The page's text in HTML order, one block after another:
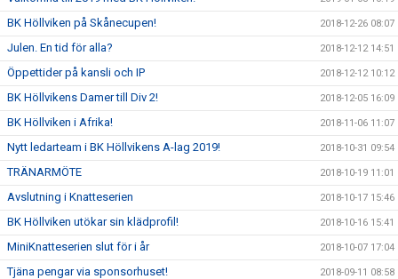
BK Höllviken på Skånecupen! 2018-12-26 08:07
Julen. En tid för alla? 2018-12-12 14:51
Öppettider på kansli och IP 2018-12-12 10:12
BK Höllvikens Damer till Div 2! 2018-12-05 16:09
BK Höllviken i Afrika! 2018-11-06 11:07
Nytt ledarteam i BK Höllvikens A-lag 2019! 2018-10-31 09:54
TRÄNARMÖTE 2018-10-19 11:01
Avslutning i Knatteserien 2018-10-17 15:46
BK Höllviken utökar sin klädprofil! 2018-10-16 15:41
MiniKnatteserien slut för i år 2018-10-07 17:04
Tjäna pengar via sponsorhuset! 2018-09-11 08:58